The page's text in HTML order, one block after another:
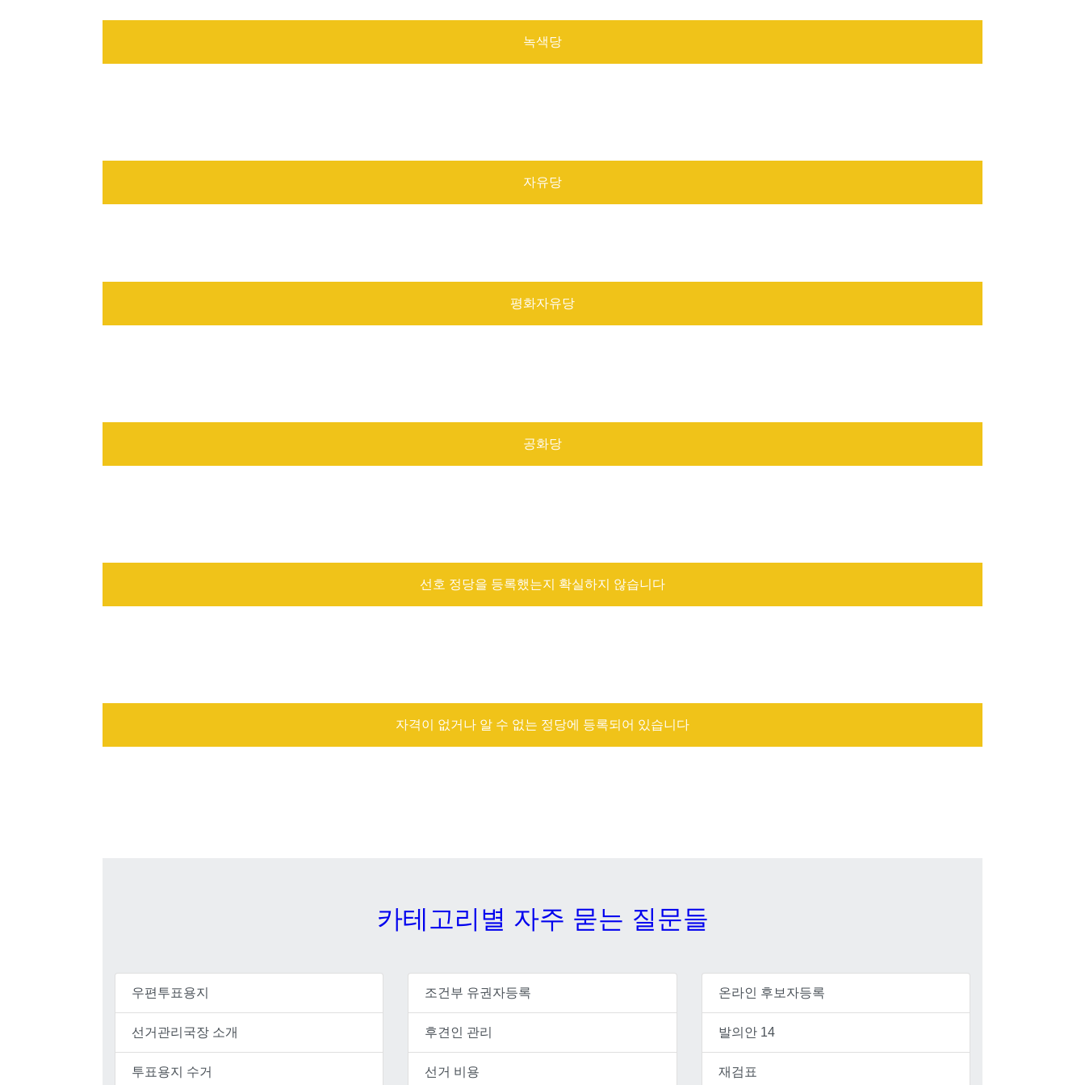
녹색당
자유당
평화자유당
공화당
선호 정당을 등록했는지 확실하지 않습니다
자격이 없거나 알 수 없는 정당에 등록되어 있습니다
카테고리별 자주 묻는 질문들
우편투표용지
선거관리국장 소개
투표용지 수거
조건부 유권자등록
후견인 관리
선거 비용
온라인 후보자등록
발의안 14
재검표